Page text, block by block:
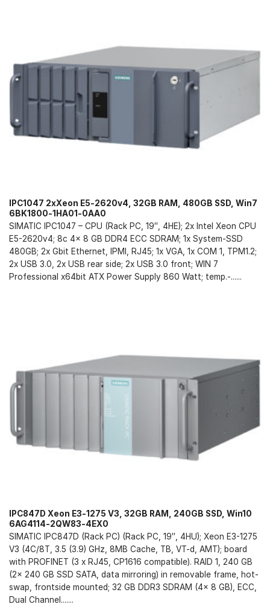
IPC1047 2xXeon E5-2620v4, 32GB RAM, 480GB SSD, Win7
6BK1800-1HA01-0AA0
SIMATIC IPC1047 – CPU (Rack PC, 19″, 4HE); 2x Intel Xeon CPU
E5-2620v4; 8c 4x 8 GB DDR4 ECC SDRAM; 1x System-SSD
480GB; 2x Gbit Ethernet, IPMI, RJ45; 1x VGA, 1x COM 1, TPM1.2;
2x USB 3.0, 2x USB rear side; 2x USB 3.0 front; WIN 7
Professional x64bit ATX Power Supply 860 Watt; temp.-......
IPC847D Xeon E3-1275 V3, 32GB RAM, 240GB SSD, Win10
6AG4114-2QW83-4EX0
SIMATIC IPC847D (Rack PC) (Rack PC, 19″, 4HU); Xeon E3-1275
V3 (4C/8T, 3.5 (3.9) GHz, 8MB Cache, TB, VT-d, AMT); board
with PROFINET (3 x RJ45, CP1616 compatible). RAID 1, 240 GB
(2x 240 GB SSD SATA, data mirroring) in removable frame, hot-
swap, frontside mounted; 32 GB DDR3 SDRAM (4x 8 GB), ECC,
Dual Channel.......